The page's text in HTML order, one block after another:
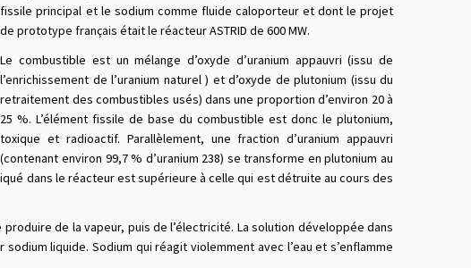
fissile principal et le sodium comme fluide caloporteur et dont le projet
de prototype français était le réacteur ASTRID de 600 MW.
Le combustible est un mélange d’oxyde d’uranium appauvri (issu de
l’enrichissement de l’uranium naturel ) et d’oxyde de plutonium (issu du
retraitement des combustibles usés) dans une proportion d’environ 20 à
25 %. L’élément fissile de base du combustible est donc le plutonium,
toxique et radioactif. Parallèlement, une fraction d’uranium appauvri
(contenant environ 99,7 % d’uranium 238) se transforme en plutonium au
dans le réacteur est supérieure à celle qui est détruite au cours des
de la vapeur, puis de l’électricité. La solution développée dans
liquide. Sodium qui réagit violemment avec l’eau et s’enflamme